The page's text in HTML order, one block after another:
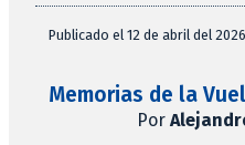
Publicado el 12 de abril del 2026
Memorias de la
Por